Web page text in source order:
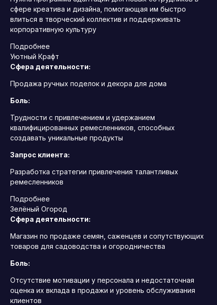
сфере креатива и дизайна, помогающая им быстро
влиться в творческий коллектив и поддерживать
корпоративную культуру
Подробнее
Уютный Крафт
Сфера деятельности:
Продажа ручных поделок и декора для дома
Боль:
Трудности с привлечением и удержанием
квалифицированных ремесленников, способных
создавать уникальные продукты
Запрос клиента:
Разработка стратегии привлечения талантливых
ремесленников
Подробнее
Зелёный Огород
Сфера деятельности:
Магазин по продаже семян, саженцев и сопутствующих
товаров для садоводства и огородничества
Боль:
Отсутствие мотивации у персонала и недостаточная
оценка их вклада в продажи и уровень обслуживания
клиентов